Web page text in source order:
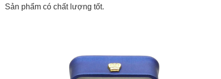
Sản phẩm có chất lượng tốt.